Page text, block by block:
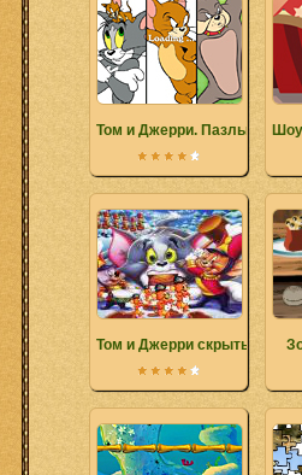
Том и Джерри. Пазлы
Том и Джерри скрытые